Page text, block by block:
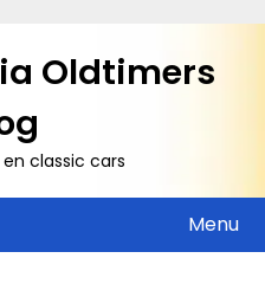
Oldtimers
classic cars
Menu